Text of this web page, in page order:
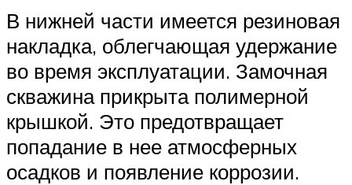
В нижней части имеется резиновая
накладка, облегчающая удержание
во время эксплуатации. Замочная
скважина прикрыта полимерной
крышкой. Это предотвращает
попадание в нее атмосферных
осадков и появление коррозии.